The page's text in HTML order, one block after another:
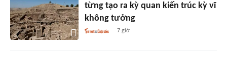
từng tạo ra kỳ quan kiến trúc kỳ vĩ
không tưởng
7 giờ